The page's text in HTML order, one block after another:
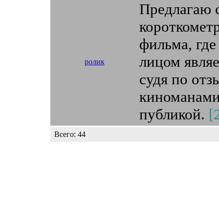
ролик
Предлагаю
фильма,
лицом
судя по
публикой.
Всего: 44